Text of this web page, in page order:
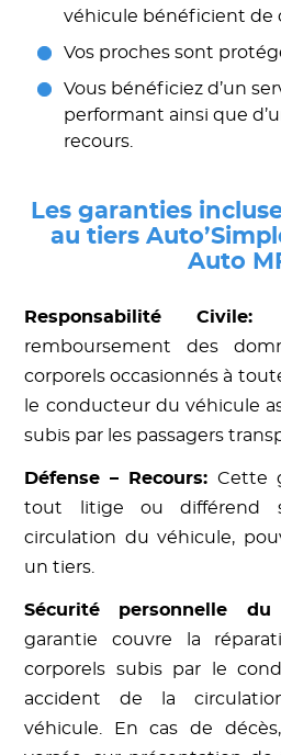
véhicule bénéficient de
Vos proches sont
Vous bénéficiez d’un
performant ainsi que
recours.
Les garanties
au tiers
Auto
Responsabilité Civile:
remboursement des
corporels occasionnés à
le conducteur du véhicule
subis par les passagers
Défense – Recours: Cette
tout litige ou différend
circulation du véhicule,
un tiers.
Sécurité personnelle du
garantie couvre la
corporels subis par le
accident de la
véhicule. En cas de